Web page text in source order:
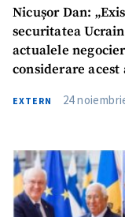
Trimite o
Nicușor Dan:
securitatea
actualele
considerare acest
EXTERN 24